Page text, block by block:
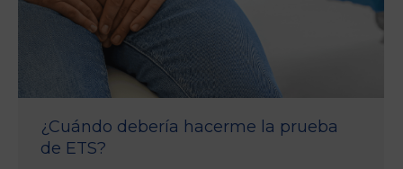
¿Cuándo debería hacerme la prueba
de ETS?